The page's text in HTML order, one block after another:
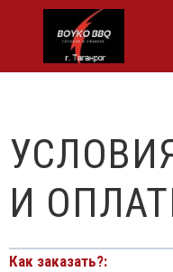
И
Как заказать?: